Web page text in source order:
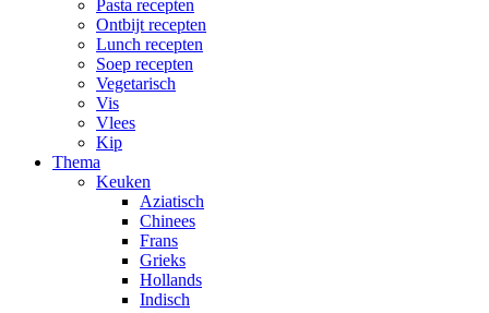
Pasta recepten
Ontbijt recepten
Lunch recepten
Soep recepten
Vegetarisch
Vis
Vlees
Kip
Thema
Keuken
Aziatisch
Chinees
Frans
Grieks
Hollands
Indisch